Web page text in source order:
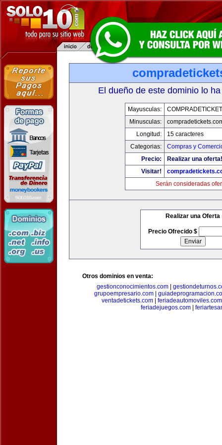
El dueño de este dominio lo
Mayusculas:
Minusculas:
Longitud:
15 caracteres
Categorias:
Compras y
Precio:
Realizar una oferta!
Visitar!
Serán consideradas
Realizar una Oferta
Precio Ofrecido $
Otros dominios en venta:
gestionconocimientos.com
grupoempresario.com|
ventadetickets.com| feriadeautomoviles.com
feriadejuegos.com